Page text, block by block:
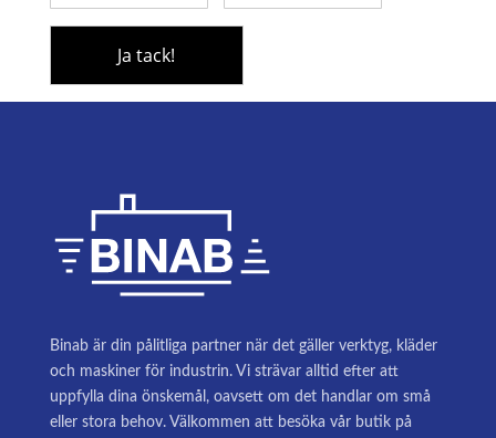
Binab är din pålitliga partner när det gäller verktyg, kläder
och maskiner för industrin. Vi strävar alltid efter att
uppfylla dina önskemål, oavsett om det handlar om små
eller stora behov. Välkommen att besöka vår butik på